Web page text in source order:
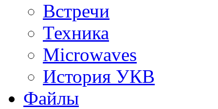
Встречи
Техника
Microwaves
История УКВ
Файлы